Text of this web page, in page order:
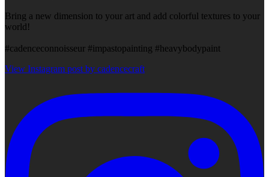
Bring a new dimension to your art and add colorful textures to your
world!
#cadenceconnoisseur #impastopainting #heavybodypaint
View Instagram post by cadencecraft